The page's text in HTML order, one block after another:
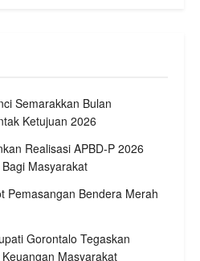
Semarakkan Bulan
Ketujuan 2026
Realisasi APBD-P 2026
Masyarakat
Pemasangan Bendera Merah
Gorontalo Tegaskan
Masyarakat